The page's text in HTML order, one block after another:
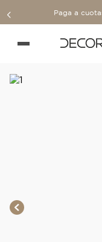
Paga a